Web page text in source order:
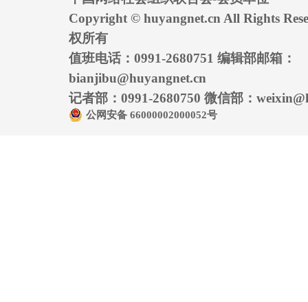
Copyright © huyangnet.cn All Rights
权所有
值班电话：0991-2680751 编辑部邮箱：
bianjibu@huyangnet.cn
记者部：0991-2680750 微信部：
公网安备 66000002000052号